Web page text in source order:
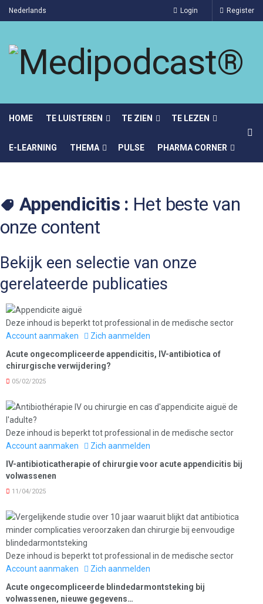
Nederlands Login Register
HOME TE LUISTEREN TE ZIEN TE LEZEN
E-LEARNING THEMA PULSE PHARMA CORNER
Appendicitis : Het beste van
onze content
Bekijk een selectie van onze
gerelateerde publicaties
Deze inhoud is beperkt tot professional in de medische sector
Account aanmaken
Zich aanmelden
Acute ongecompliceerde appendicitis, IV-antibiotica of
chirurgische verwijdering?
05/02/2025
Deze inhoud is beperkt tot professional in de medische sector
Account aanmaken
Zich aanmelden
IV-antibioticatherapie of chirurgie voor acute appendicitis bij
volwassenen
11/04/2025
Deze inhoud is beperkt tot professional in de medische sector
Account aanmaken
Zich aanmelden
Acute ongecompliceerde blindedarmontsteking bij
volwassenen, nieuwe gegevens…